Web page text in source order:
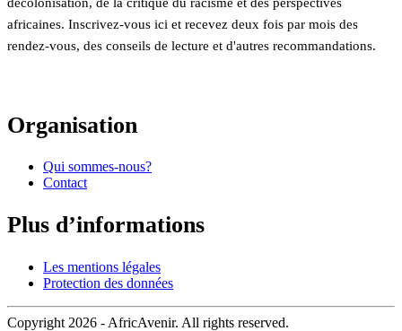
décolonisation, de la critique du racisme et des perspectives
africaines. Inscrivez-vous ici et recevez deux fois par mois des
rendez-vous, des conseils de lecture et d'autres recommandations.
Organisation
Qui sommes-nous?
Contact
Plus d’informations
Les mentions légales
Protection des données
Copyright 2026 - AfricAvenir. All rights reserved.